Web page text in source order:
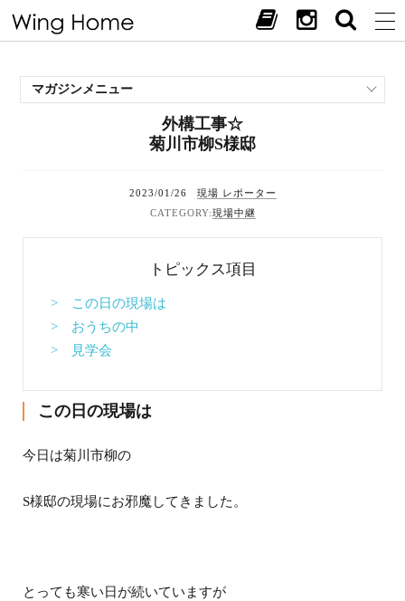
マガジンメニュー
外構工事☆
菊川市柳S様邸
2023/01/26
現場 レポーター
現場中継
トピックス項目
> この日の現場は
> おうちの中
> 見学会
この日の現場は
今日は菊川市柳の
S様邸の現場にお邪魔してきました。
とっても寒い日が続いていますが